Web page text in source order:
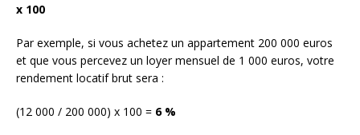
x 100
Par exemple, si vous achetez un appartement 200 000 euros
et que vous percevez un loyer mensuel de 1 000 euros, votre
rendement locatif brut sera :
(12 000 / 200 000) x 100 = 6 %